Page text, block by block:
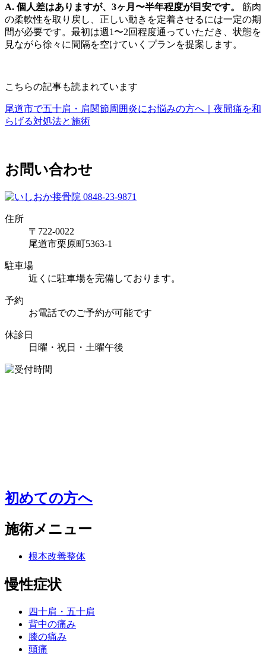
A. 個人差はありますが、3ヶ月〜半年程度が目安です。
筋肉
の柔軟性を取り戻し、正しい動きを定着させるには一定の期
間が必要です。最初は週1〜2回程度通っていただき、状態を
見ながら徐々に間隔を空けていくプランを提案します。
こちらの記事も読まれています
尾道市で五十肩・肩関節周囲炎にお悩みの方へ｜夜間痛を和
らげる対処法と施術
お問い合わせ
住所
〒722-0022
尾道市栗原町5363-1
駐車場
近くに駐車場を完備しております。
予約
お電話でのご予約が可能です
休診日
日曜・祝日・土曜午後
初めての方へ
施術メニュー
根本改善整体
慢性症状
四十肩・五十肩
背中の痛み
膝の痛み
頭痛